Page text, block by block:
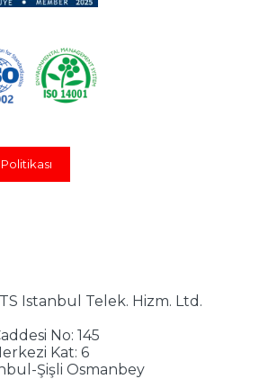
Istanbul Telek. Hizm. Ltd.
No: 145
Kat: 6
Şişli Osmanbey